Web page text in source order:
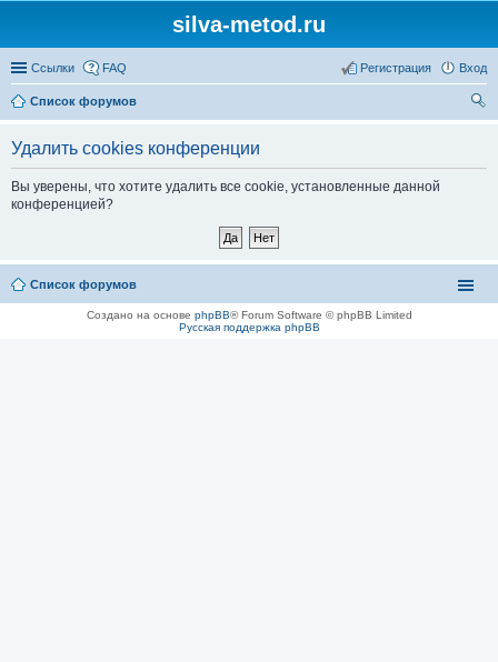
silva-metod.ru
Ссылки FAQ Вход
Регистрация
Список форумов
Удалить cookies конференции
Вы уверены, что хотите удалить все cookie, установленные данной
конференцией?
Список форумов
Создано на основе phpBB® Forum Software © phpBB Limited
Русская поддержка phpBB